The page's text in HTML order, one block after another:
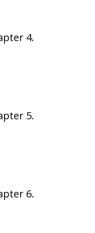
4.
5.
6.